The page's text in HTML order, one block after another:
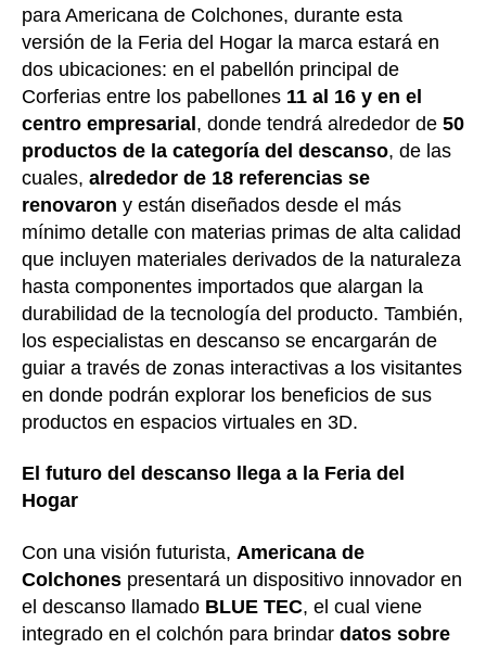
para Americana de Colchones, durante esta
versión de la Feria del Hogar la marca estará en
dos ubicaciones: en el pabellón principal de
Corferias entre los pabellones 11 al 16 y en el
centro empresarial, donde tendrá alrededor de 50
productos de la categoría del descanso, de las
cuales, alrededor de 18 referencias se
renovaron y están diseñados desde el más
mínimo detalle con materias primas de alta calidad
que incluyen materiales derivados de la naturaleza
hasta componentes importados que alargan la
durabilidad de la tecnología del producto. También,
los especialistas en descanso se encargarán de
guiar a través de zonas interactivas a los visitantes
en donde podrán explorar los beneficios de sus
productos en espacios virtuales en 3D.
El futuro del descanso llega a la Feria del
Hogar
Con una visión futurista, Americana de
Colchones presentará un dispositivo innovador en
el descanso llamado BLUE TEC, el cual viene
integrado en el colchón para brindar datos sobre